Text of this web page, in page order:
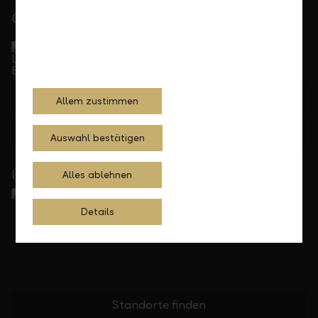
Gerne für Sie da
+423 236 88 11
Feedback
In Ihrer Nähe
Standorte finden
Allem zustimmen
Auswahl bestätigen
Alles ablehnen
Details